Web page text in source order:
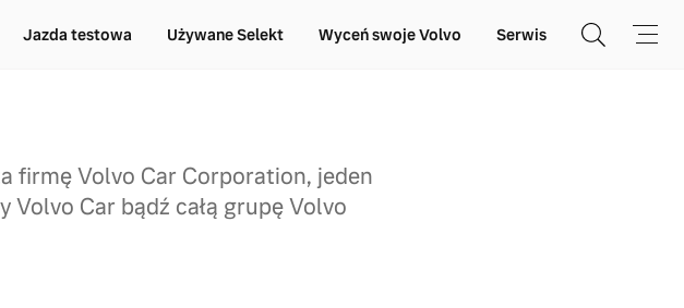
Jazda testowa Używane Selekt Wyceń swoje Volvo Serwis
firmę Volvo Car Corporation, jeden
Car bądź całą grupę Volvo